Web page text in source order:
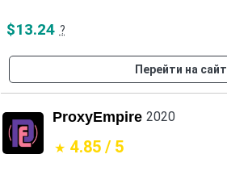
$13.24 ?
Перейти на сайт
ProxyEmpire 2020
4.85 / 5